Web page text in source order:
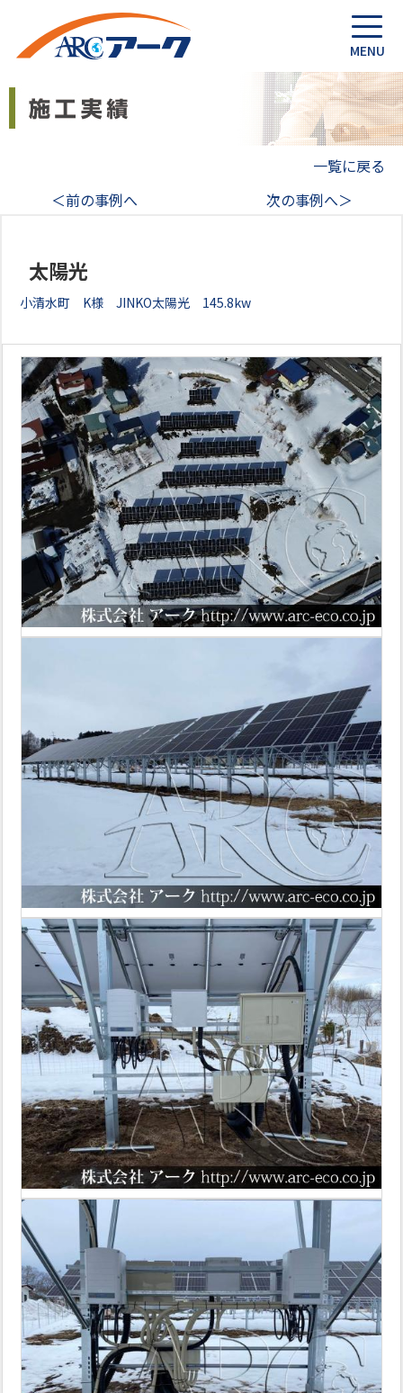
一覧に戻る
＜前の事例へ
次の事例へ＞
太陽光
小清水町 K様 JINKO太陽光 145.8kw